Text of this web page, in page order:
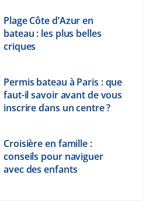
Plage Côte d’Azur en
bateau : les plus belles
criques
Permis bateau à Paris : que
faut-il savoir avant de vous
inscrire dans un centre ?
Croisière en famille :
conseils pour naviguer
avec des enfants